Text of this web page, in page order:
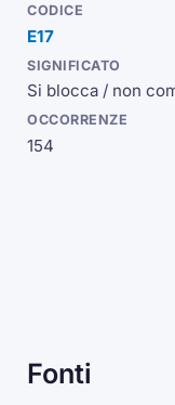
E17
Si blocca / non
154
Fonti